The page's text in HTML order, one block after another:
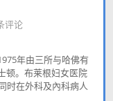
评论
年由三所与哈佛有
顿。布莱根妇女医院
时在外科及內科病人